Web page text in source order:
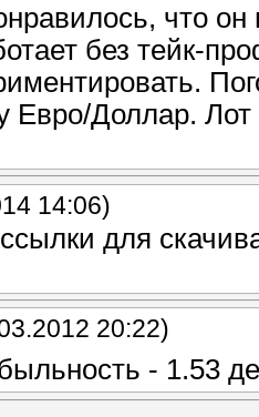
что он
без тейк-
Евро/Доллар.
14:06)
для
20:22)
- 1.53